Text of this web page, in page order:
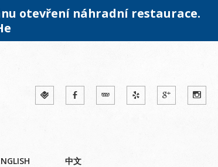
otevření náhradní restaurace.
中文